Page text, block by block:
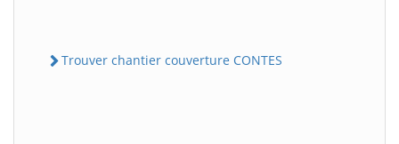
Trouver chantier couverture CONTES